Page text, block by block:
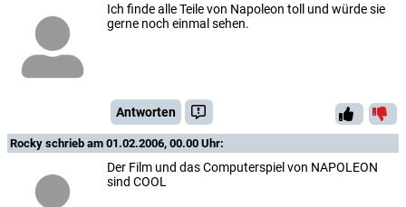
Ich finde alle Teile von Napoleon toll und würde sie
gerne noch einmal sehen.
Antworten
Rocky schrieb am 01.02.2006, 00.00 Uhr:
Der Film und das Computerspiel von NAPOLEON
sind COOL